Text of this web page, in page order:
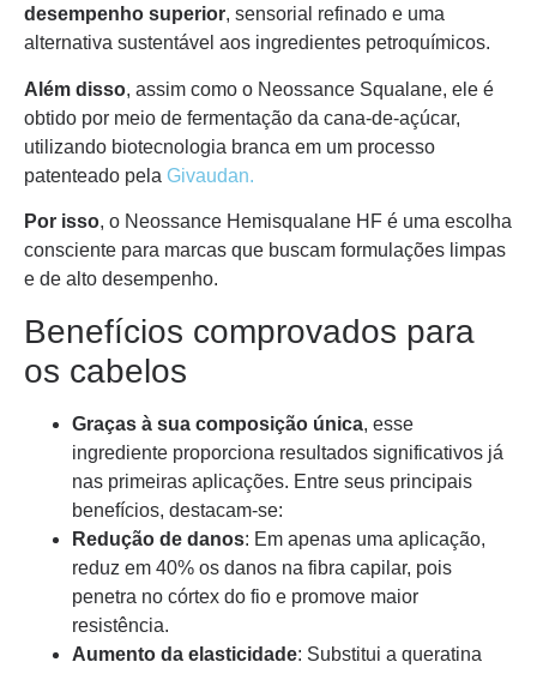
desempenho superior, sensorial refinado e uma
alternativa sustentável aos ingredientes petroquímicos.
Além disso, assim como o Neossance Squalane, ele é
obtido por meio de fermentação da cana-de-açúcar,
utilizando biotecnologia branca em um processo
patenteado pela Givaudan.
Por isso, o Neossance Hemisqualane HF é uma escolha
consciente para marcas que buscam formulações limpas
e de alto desempenho.
Benefícios comprovados para
os cabelos
Graças à sua composição única, esse
ingrediente proporciona resultados significativos já
nas primeiras aplicações. Entre seus principais
benefícios, destacam-se:
Redução de danos: Em apenas uma aplicação,
reduz em 40% os danos na fibra capilar, pois
penetra no córtex do fio e promove maior
resistência.
Aumento da elasticidade: Substitui a queratina